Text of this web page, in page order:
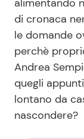
di cronaca
le domande
perchè
Andrea
quegli
lontano da
nascondere?